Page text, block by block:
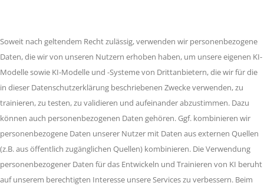
Soweit nach geltendem Recht zulässig, verwenden wir personenbezogene
Daten, die wir von unseren Nutzern erhoben haben, um unsere eigenen KI-
Modelle sowie KI-Modelle und -Systeme von Drittanbietern, die wir für die
in dieser Datenschutzerklärung beschriebenen Zwecke verwenden, zu
trainieren, zu testen, zu validieren und aufeinander abzustimmen. Dazu
können auch personenbezogenen Daten gehören. Ggf. kombinieren wir
personenbezogene Daten unserer Nutzer mit Daten aus externen Quellen
(z.B. aus öffentlich zugänglichen Quellen) kombinieren. Die Verwendung
personenbezogener Daten für das Entwickeln und Trainieren von KI beruht
auf unserem berechtigten Interesse unsere Services zu verbessern. Beim